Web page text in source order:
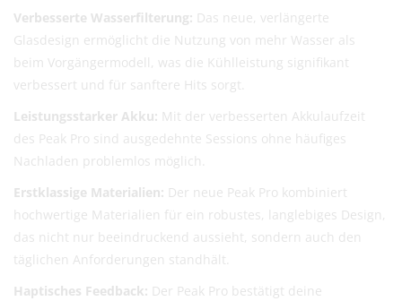
Lieferzeit:2–6 Werktage
Preise exkl. MwSt.
Eventuelle Zölle & Gebühren trägt der Empfänger
Fragen? Schreib uns:info@herb-shuttles.de
Verbesserte Wasserfilterung: Das neue, verlängerte
Glasdesign ermöglicht die Nutzung von mehr Wasser als
beim Vorgängermodell, was die Kühlleistung signifikant
verbessert und für sanftere Hits sorgt.
Leistungsstarker Akku: Mit der verbesserten Akkulaufzeit
des Peak Pro sind ausgedehnte Sessions ohne häufiges
Nachladen problemlos möglich.
Erstklassige Materialien: Der neue Peak Pro kombiniert
hochwertige Materialien für ein robustes, langlebiges Design,
das nicht nur beeindruckend aussieht, sondern auch den
täglichen Anforderungen standhält.
Haptisches Feedback: Der Peak Pro bestätigt deine